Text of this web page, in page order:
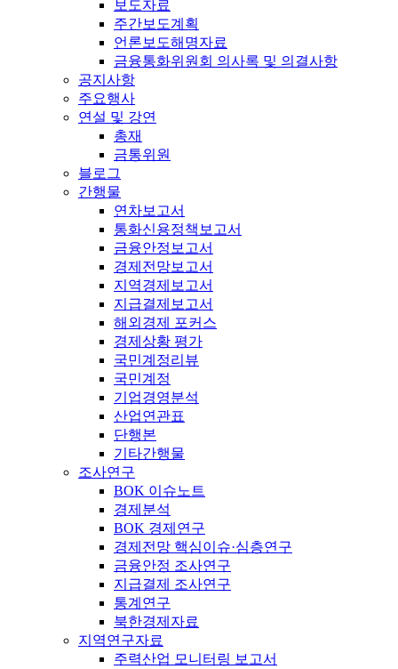
보도자료
주간보도계획
언론보도해명자료
금융통화위원회 의사록 및 의결사항
공지사항
주요행사
연설 및 강연
총재
금통위원
블로그
간행물
연차보고서
통화신용정책보고서
금융안정보고서
경제전망보고서
지역경제보고서
지급결제보고서
해외경제 포커스
경제상황 평가
국민계정리뷰
국민계정
기업경영분석
산업연관표
단행본
기타간행물
조사연구
BOK 이슈노트
경제분석
BOK 경제연구
경제전망 핵심이슈·심층연구
금융안정 조사연구
지급결제 조사연구
통계연구
북한경제자료
지역연구자료
주력산업 모니터링 보고서